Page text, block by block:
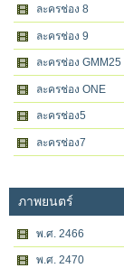
ละครช่อง 8
ละครช่อง 9
ละครช่อง GMM25
ละครช่อง ONE
ละครช่อง5
ละครช่อง7
ภาพยนตร์
พ.ศ. 2466
พ.ศ. 2470